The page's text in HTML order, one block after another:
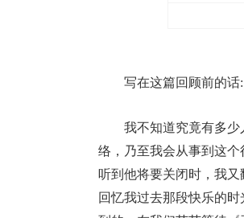
写在这篇回顾前的话:
我不知道究竟有多
络，乃至我会从事到这
听到他将要关闭时，我
回忆我过去那段快乐的